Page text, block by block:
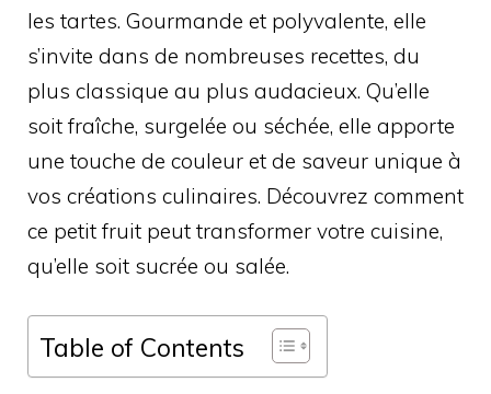
les tartes. Gourmande et polyvalente, elle
s’invite dans de nombreuses recettes, du
plus classique au plus audacieux. Qu’elle
soit fraîche, surgelée ou séchée, elle apporte
une touche de couleur et de saveur unique à
vos créations culinaires. Découvrez comment
ce petit fruit peut transformer votre cuisine,
qu’elle soit sucrée ou salée.
Table of Contents